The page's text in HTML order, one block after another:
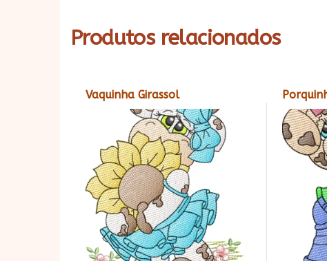
Produtos relacionados
Vaquinha Girassol